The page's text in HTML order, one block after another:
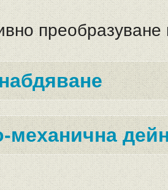
преобразуване
механична